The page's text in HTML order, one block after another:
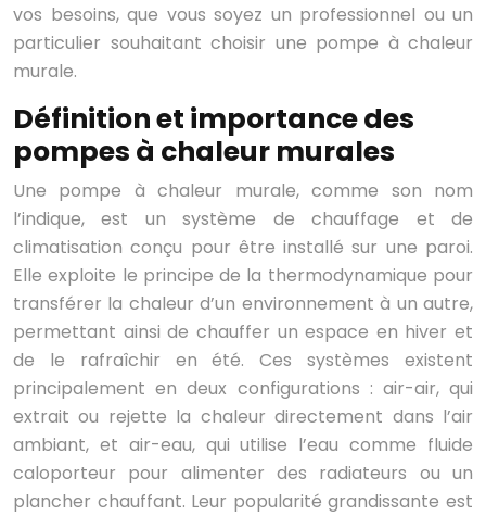
vos besoins, que vous soyez un professionnel ou un
particulier souhaitant choisir une pompe à chaleur
murale.
Définition et importance des
pompes à chaleur murales
Une pompe à chaleur murale, comme son nom
l’indique, est un système de chauffage et de
climatisation conçu pour être installé sur une paroi.
Elle exploite le principe de la thermodynamique pour
transférer la chaleur d’un environnement à un autre,
permettant ainsi de chauffer un espace en hiver et
de le rafraîchir en été. Ces systèmes existent
principalement en deux configurations : air-air, qui
extrait ou rejette la chaleur directement dans l’air
ambiant, et air-eau, qui utilise l’eau comme fluide
caloporteur pour alimenter des radiateurs ou un
plancher chauffant. Leur popularité grandissante est